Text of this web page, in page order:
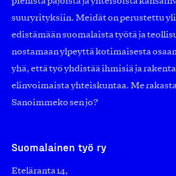
suuryrityksiin. Meidät on perustettu
edistämään suomalaista työtä ja
nostamaan ylpeyttä kotimaisesta
yhä, että työ yhdistää ihmisiä ja
elinvoimaista yhteiskuntaa. Me
Sanoimmeko sen jo?
Suomalainen työ ry
Eteläranta 14,